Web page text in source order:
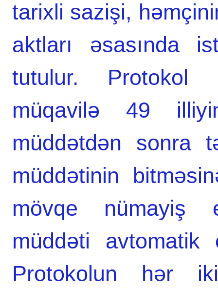
tarixli sazişi,
aktları əsasında
tutulur. Protokol
müqavilə 49
müddətdən sonra
müddətinin
mövqe nümayiş
müddəti avtomatik
Protokolun hər